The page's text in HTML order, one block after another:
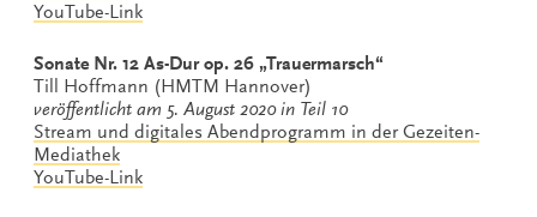
YouTube-Link
Sonate Nr. 12 As-Dur op. 26 „Trauermarsch“
Till Hoffmann (HMTM Hannover)
veröffentlicht am 5. August 2020 in Teil 10
Stream und digitales Abendprogramm in der Gezeiten-
Mediathek
YouTube-Link